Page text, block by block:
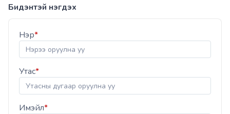
Бидэнтэй нэгдэх
Нэр*
Утас*
Имэйл*